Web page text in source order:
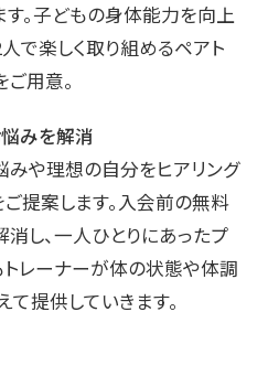
す。子どもの身体能力を向上
で楽しく取り組めるペアト
用意。
悩みを解消
みや理想の自分をヒアリング
提案します。入会前の無料
し、一人ひとりにあったプ
トレーナーが体の状態や体調
提供していきます。